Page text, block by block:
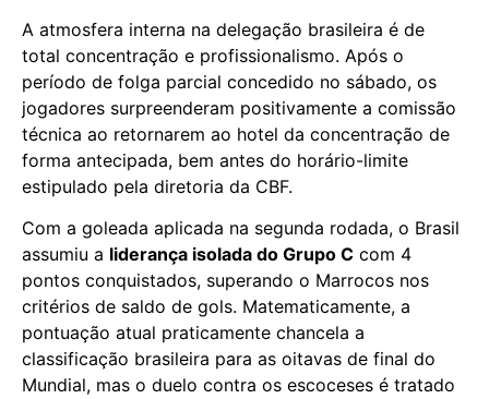
A atmosfera interna na delegação brasileira é de
total concentração e profissionalismo. Após o
período de folga parcial concedido no sábado, os
jogadores surpreenderam positivamente a comissão
técnica ao retornarem ao hotel da concentração de
forma antecipada, bem antes do horário-limite
estipulado pela diretoria da CBF.
Com a goleada aplicada na segunda rodada, o Brasil
assumiu a liderança isolada do Grupo C com 4
pontos conquistados, superando o Marrocos nos
critérios de saldo de gols. Matematicamente, a
pontuação atual praticamente chancela a
classificação brasileira para as oitavas de final do
Mundial, mas o duelo contra os escoceses é tratado